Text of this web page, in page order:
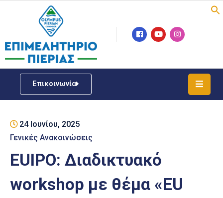
Επικοινωνία
Επιμελητήριο
Νέα
ΓΕΜΗ
Υποστήριξη
24 Ιουνίου, 2025
Γενικές Ανακοινώσεις
EUIPO: Διαδικτυακό
workshop με θέμα «EU